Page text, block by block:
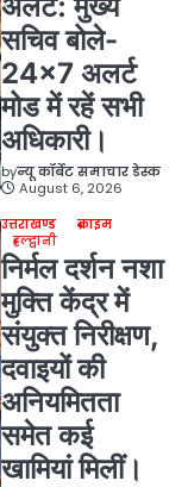
सचिव बोले-
24×7 अलर्ट
मोड में रहें सभी
अधिकारी।
byन्यू कॉर्बेट समाचार डेस्क
August 6, 2026
उत्तराखण्ड
क्राइम
हल्द्वानी
निर्मल दर्शन नशा
मुक्ति केंद्र में
संयुक्त निरीक्षण,
दवाइयों की
अनियमितता
समेत कई
खामियां मिलीं।